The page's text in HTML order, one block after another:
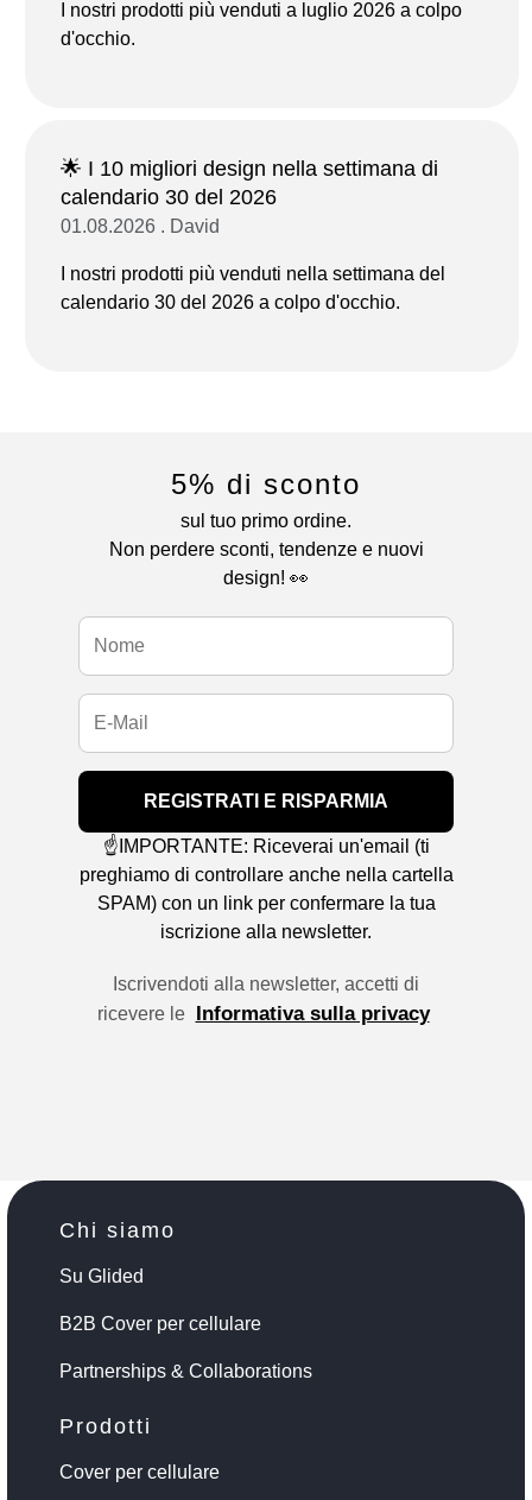
I nostri prodotti più venduti a luglio 2026 a colpo
d'occhio.
🌟 I 10 migliori design nella settimana di
calendario 30 del 2026
01.08.2026 . David
I nostri prodotti più venduti nella settimana del
calendario 30 del 2026 a colpo d'occhio.
5% di sconto
sul tuo primo ordine.
Non perdere sconti, tendenze e nuovi
design! 👀
REGISTRATI E RISPARMIA
☝️IMPORTANTE: Riceverai un'email (ti
preghiamo di controllare anche nella cartella
SPAM) con un link per confermare la tua
iscrizione alla newsletter.
Iscrivendoti alla newsletter, accetti di
ricevere le
Informativa sulla privacy
Chi siamo
Su Glided
B2B Cover per cellulare
Partnerships & Collaborations
Prodotti
Cover per cellulare